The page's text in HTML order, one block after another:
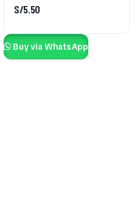
S/5.50
Buy via WhatsApp